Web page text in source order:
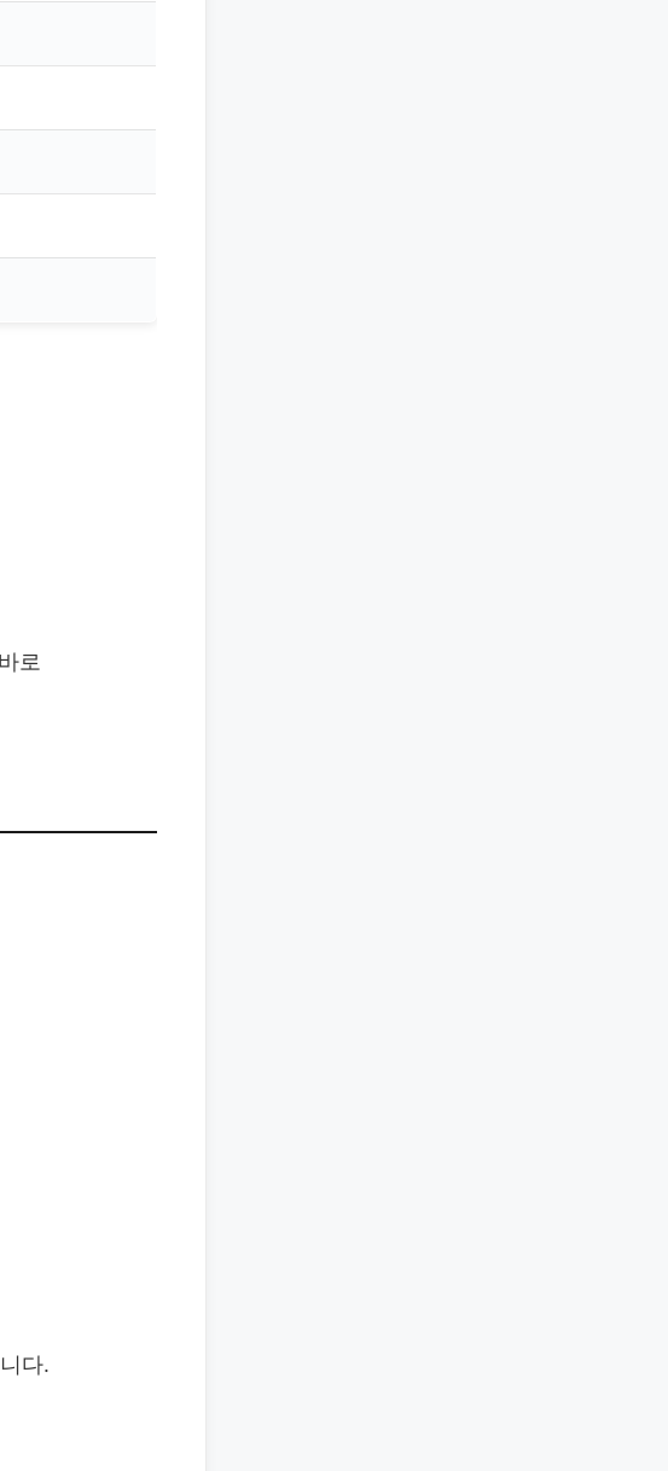
로
다.